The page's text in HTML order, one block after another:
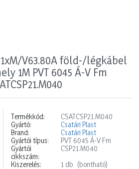
V63.80A föld-/légkábel
1M PVT 6045 Á-V Fm
Termékkód:
CSATCSP21.M040
Gyártó:
Csatári Plast
Brand:
Csatári Plast
Gyártói típus:
PVT 6045 Á-V Fm
Gyártói
cikkszám:
CSP21.M040
Kiszerelés:
1 db (bontható)